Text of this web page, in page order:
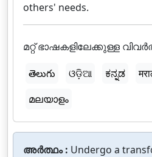
others' needs.
മറ്റ് ഭാഷകളിലേക്കുള്ള
తెలుగు
ଓଡ଼ିଆ ಕನ್ನಡ
മലയാളം
അർത്ഥം : Undergo a